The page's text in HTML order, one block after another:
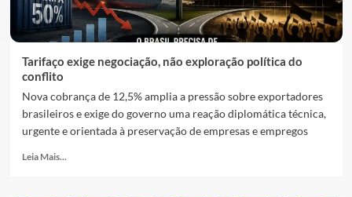
Tarifaço exige negociação, não exploração política do
conflito
Nova cobrança de 12,5% amplia a pressão sobre exportadores
brasileiros e exige do governo uma reação diplomática técnica,
urgente e orientada à preservação de empresas e empregos
Leia Mais...